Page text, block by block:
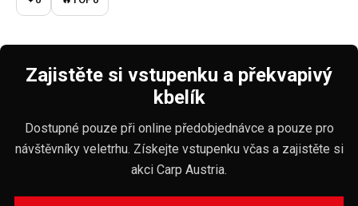
Zajistěte si vstupenku a překvapivý
kbelík
Dostupné pouze při online předobjednávce a pouze pro
návštěvníky veletrhu. Získejte vstupenku včas a zajistěte si
akci Carp Austria.